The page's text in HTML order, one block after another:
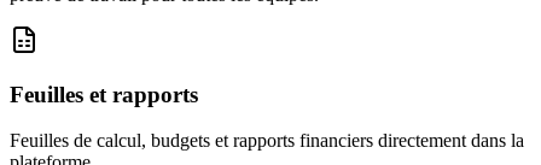
Feuilles et rapports
Feuilles de calcul, budgets et rapports financiers directement dans la